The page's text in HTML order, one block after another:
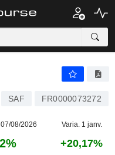
SAF FR0000073272
08/2026 Varia. 1 janv.
+20,17%